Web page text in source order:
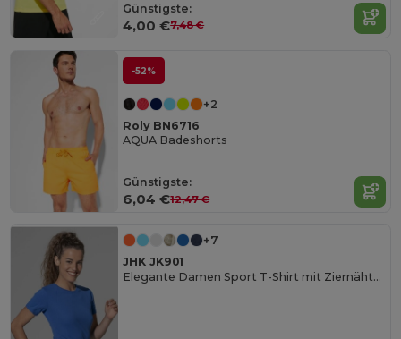
Günstigste:
4,00 €7,48 €
-52%
+2
Roly BN6716
AQUA Badeshorts
Günstigste:
6,04 €12,47 €
+7
JHK JK901
Elegante Damen Sport T-Shirt mit Ziernähten